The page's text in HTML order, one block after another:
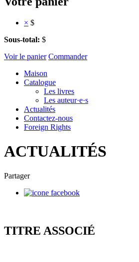
× $
Sous-total: $
Voir le panier Commander
Maison
Catalogue
Les livres
Les auteur·e·s
Actualités
Contactez-nous
Foreign Rights
ACTUALITÉS
Partager
TITRE ASSOCIÉ